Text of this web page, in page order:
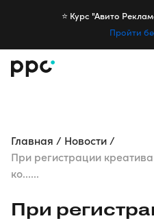
⭐️ Курс "Авито
Пройти
Главная
Новости
При регистрации
ко......
При